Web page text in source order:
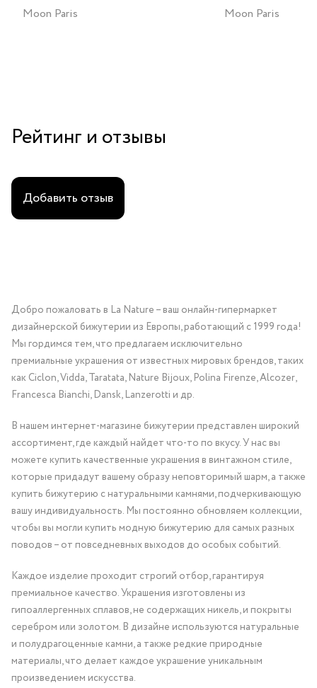
Moon Paris Moon Paris
Рейтинг и отзывы
Добавить отзыв
Добро пожаловать в La Nature – ваш онлайн-гипермаркет
дизайнерской бижутерии из Европы, работающий с 1999 года!
Мы гордимся тем, что предлагаем исключительно
премиальные украшения от известных мировых брендов, таких
как Ciclon, Vidda, Taratata, Nature Bijoux, Polina Firenze, Alcozer,
Francesca Bianchi, Dansk, Lanzerotti и др.
В нашем интернет-магазине бижутерии представлен широкий
ассортимент, где каждый найдет что-то по вкусу. У нас вы
можете купить качественные украшения в винтажном стиле,
которые придадут вашему образу неповторимый шарм, а также
купить бижутерию с натуральными камнями, подчеркивающую
вашу индивидуальность. Мы постоянно обновляем коллекции,
чтобы вы могли купить модную бижутерию для самых разных
поводов – от повседневных выходов до особых событий.
Каждое изделие проходит строгий отбор, гарантируя
премиальное качество. Украшения изготовлены из
гипоаллергенных сплавов, не содержащих никель, и покрыты
серебром или золотом. В дизайне используются натуральные
и полудрагоценные камни, а также редкие природные
материалы, что делает каждое украшение уникальным
произведением искусства.